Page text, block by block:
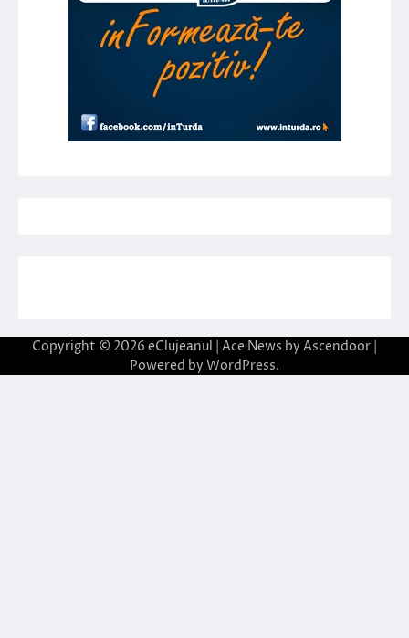
Copyright © 2026 eClujeanul | Ace News by Ascendoor
Powered by WordPress.